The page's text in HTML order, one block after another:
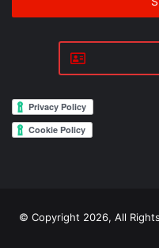
© Copyright 2026, All